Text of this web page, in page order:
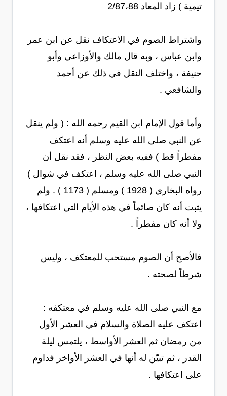
تيمية ) زاد المعاد 2/87،88
واشتراط الصوم في الاعتكاف نقل عن ابن عمر
وابن عباس ، وبه قال مالك والأوزاعي وأبو
حنيفة ، واختلف النقل في ذلك عن أحمد
والشافعي .
وأما قول الإمام ابن القيم رحمه الله : ( ولم ينقل
عن النبي صلى الله عليه وسلم أنه اعتكف
مفطراً قط ) ففيه بعض النظر ، فقد نقل أن
النبي صلى الله عليه وسلم ، اعتكف في شوال )
رواه البخاري ( 1928 ) ومسلم ( 1173 ) . ولم
يثبت أنه كان صائماً في هذه الأيام التي اعتكافها ،
ولا أنه كان مفطراً .
فالأصح أن الصوم مستحب للمعتكف ، وليس
شرطاً لصحته .
مع النبي صلى الله عليه وسلم في معتكفه :
اعتكف عليه الصلاة والسلام في العشر الأول
من رمضان ثم العشر الأواسط ، يلتمس ليلة
القدر ، ثم تبيّن له أنها في العشر الأواخر فداوم
على اعتكافها .